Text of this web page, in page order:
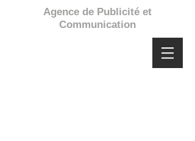
Agence de Publicité et
Communication